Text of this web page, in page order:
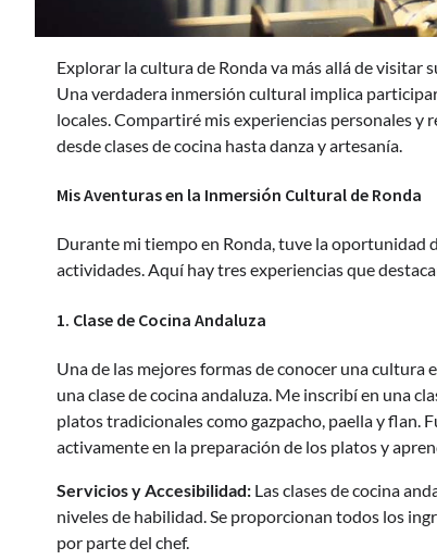
Explorar la cultura de Ronda va más allá de
Una verdadera inmersión cultural implica
locales. Compartiré mis experiencias personales y
desde clases de cocina hasta danza y artesanía.
Mis Aventuras en la Inmersión Cultural de Ronda
Durante mi tiempo en Ronda, tuve la oportunidad
actividades. Aquí hay tres experiencias que
1. Clase de Cocina Andaluza
Una de las mejores formas de conocer una cultura
una clase de cocina andaluza. Me inscribí en una
platos tradicionales como gazpacho, paella y flan.
activamente en la preparación de los platos y
Servicios y Accesibilidad: Las clases de cocina
niveles de habilidad. Se proporcionan todos los
por parte del chef.